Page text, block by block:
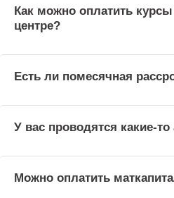
Как можно оплатить
центре?
Есть ли помесячная
У вас проводятся какие-то
Можно оплатить